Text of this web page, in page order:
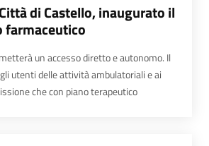
di Castello, inaugurato il
farmaceutico
un accesso diretto e autonomo. Il
utenti delle attività ambulatoriali e ai
che con piano terapeutico